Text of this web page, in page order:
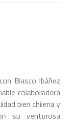
Blasco Ibáñez
colaboradora
bien chilena y
su venturosa